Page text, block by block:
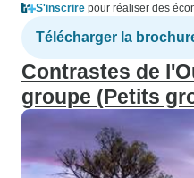
S'inscrire pour réaliser des
Télécharger la
Contrastes de
groupe (Petits